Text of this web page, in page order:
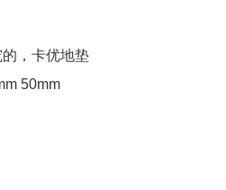
，卡优地垫
50mm